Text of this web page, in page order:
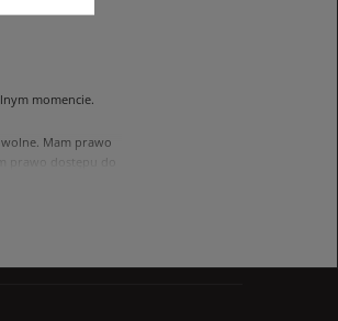
momencie.
Mam prawo
prawo dostępu do